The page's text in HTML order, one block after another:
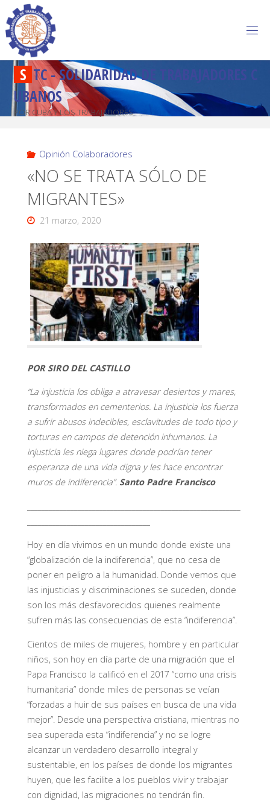
S TC-SOLIDARIDADD R A BAJADORES C
U BANOS
POR CUBA Y LOS TRABAJADORES
Opinión Colaboradores
«NO SE TRATA SÓLO DE
MIGRANTES»
21 marzo, 2020
POR SIRO DEL CASTILLO
“La injusticia los obliga a atravesar desiertos y mares,
transformados en cementerios. La injusticia los fuerza
a sufrir abusos indecibles, esclavitudes de todo tipo y
torturas en campos de detención inhumanos. La
injusticia les niega lugares donde podrían tener
esperanza de una vida digna y les hace encontrar
muros de indiferencia”. Santo Padre Francisco
Hoy en día vivimos en un mundo donde existe una
“globalización de la indiferencia”, que no cesa de
poner en peligro a la humanidad. Donde vemos que
las injusticias y discriminaciones se suceden, donde
son los más desfavorecidos quienes realmente
sufren más las consecuencias de esta “indiferencia”.
Cientos de miles de mujeres, hombre y en particular
niños, son hoy en día parte de una migración que el
Papa Francisco la calificó en el 2017 “como una crisis
humanitaria” donde miles de personas se veían
“forzadas a huir de sus países en busca de una vida
mejor”. Desde una perspectiva cristiana, mientras no
sea superada esta “indiferencia” y no se logre
alcanzar un verdadero desarrollo integral y
sustentable, en los países de donde los migrantes
huyen, que les facilite a los pueblos vivir y trabajar
con dignidad, las migraciones no tendrán fin.